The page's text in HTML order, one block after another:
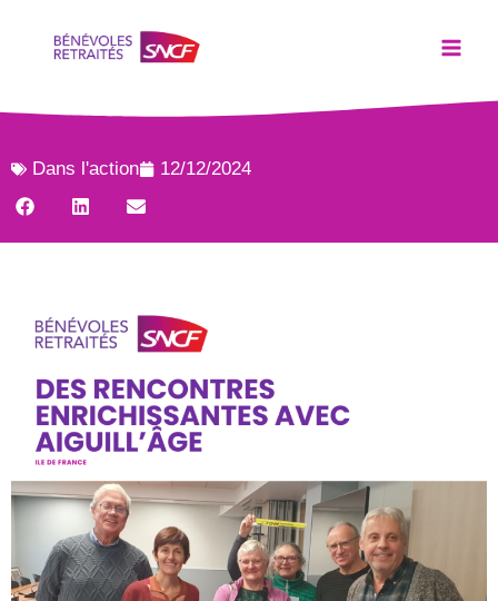
Dans l'action 12/12/2024